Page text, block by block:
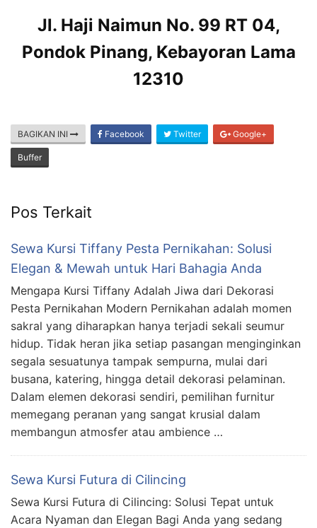
Jl. Haji Naimun No. 99 RT 04,
Pondok Pinang, Kebayoran Lama
12310
BAGIKAN INI Facebook Twitter Google+
Buffer
Pos Terkait
Sewa Kursi Tiffany Pesta Pernikahan: Solusi
Elegan & Mewah untuk Hari Bahagia Anda
Mengapa Kursi Tiffany Adalah Jiwa dari Dekorasi
Pesta Pernikahan Modern Pernikahan adalah momen
sakral yang diharapkan hanya terjadi sekali seumur
hidup. Tidak heran jika setiap pasangan menginginkan
segala sesuatunya tampak sempurna, mulai dari
busana, katering, hingga detail dekorasi pelaminan.
Dalam elemen dekorasi sendiri, pemilihan furnitur
memegang peranan yang sangat krusial dalam
membangun atmosfer atau ambience …
Sewa Kursi Futura di Cilincing
Sewa Kursi Futura di Cilincing: Solusi Tepat untuk
Acara Nyaman dan Elegan Bagi Anda yang sedang